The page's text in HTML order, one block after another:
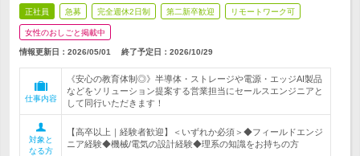
正社員 急募 完全週休2日制 第二新卒歓迎 リモートワーク可
女性のおしごと掲載中
情報更新日：2026/05/01 終了予定日： 2026/10/29
仕事内容
《安心の教育体制◎》半導体・ストレージや電源・エッジAI製品
などをソリューション提案する営業担当にセールスエンジニアと
して同行いただきます！
対象と
なる方
【高卒以上｜経験者歓迎】＜いずれか必須＞◆フィールドエンジ
ニア経験◆機械/電気の設計経験◆理系の知識をお持ちの方